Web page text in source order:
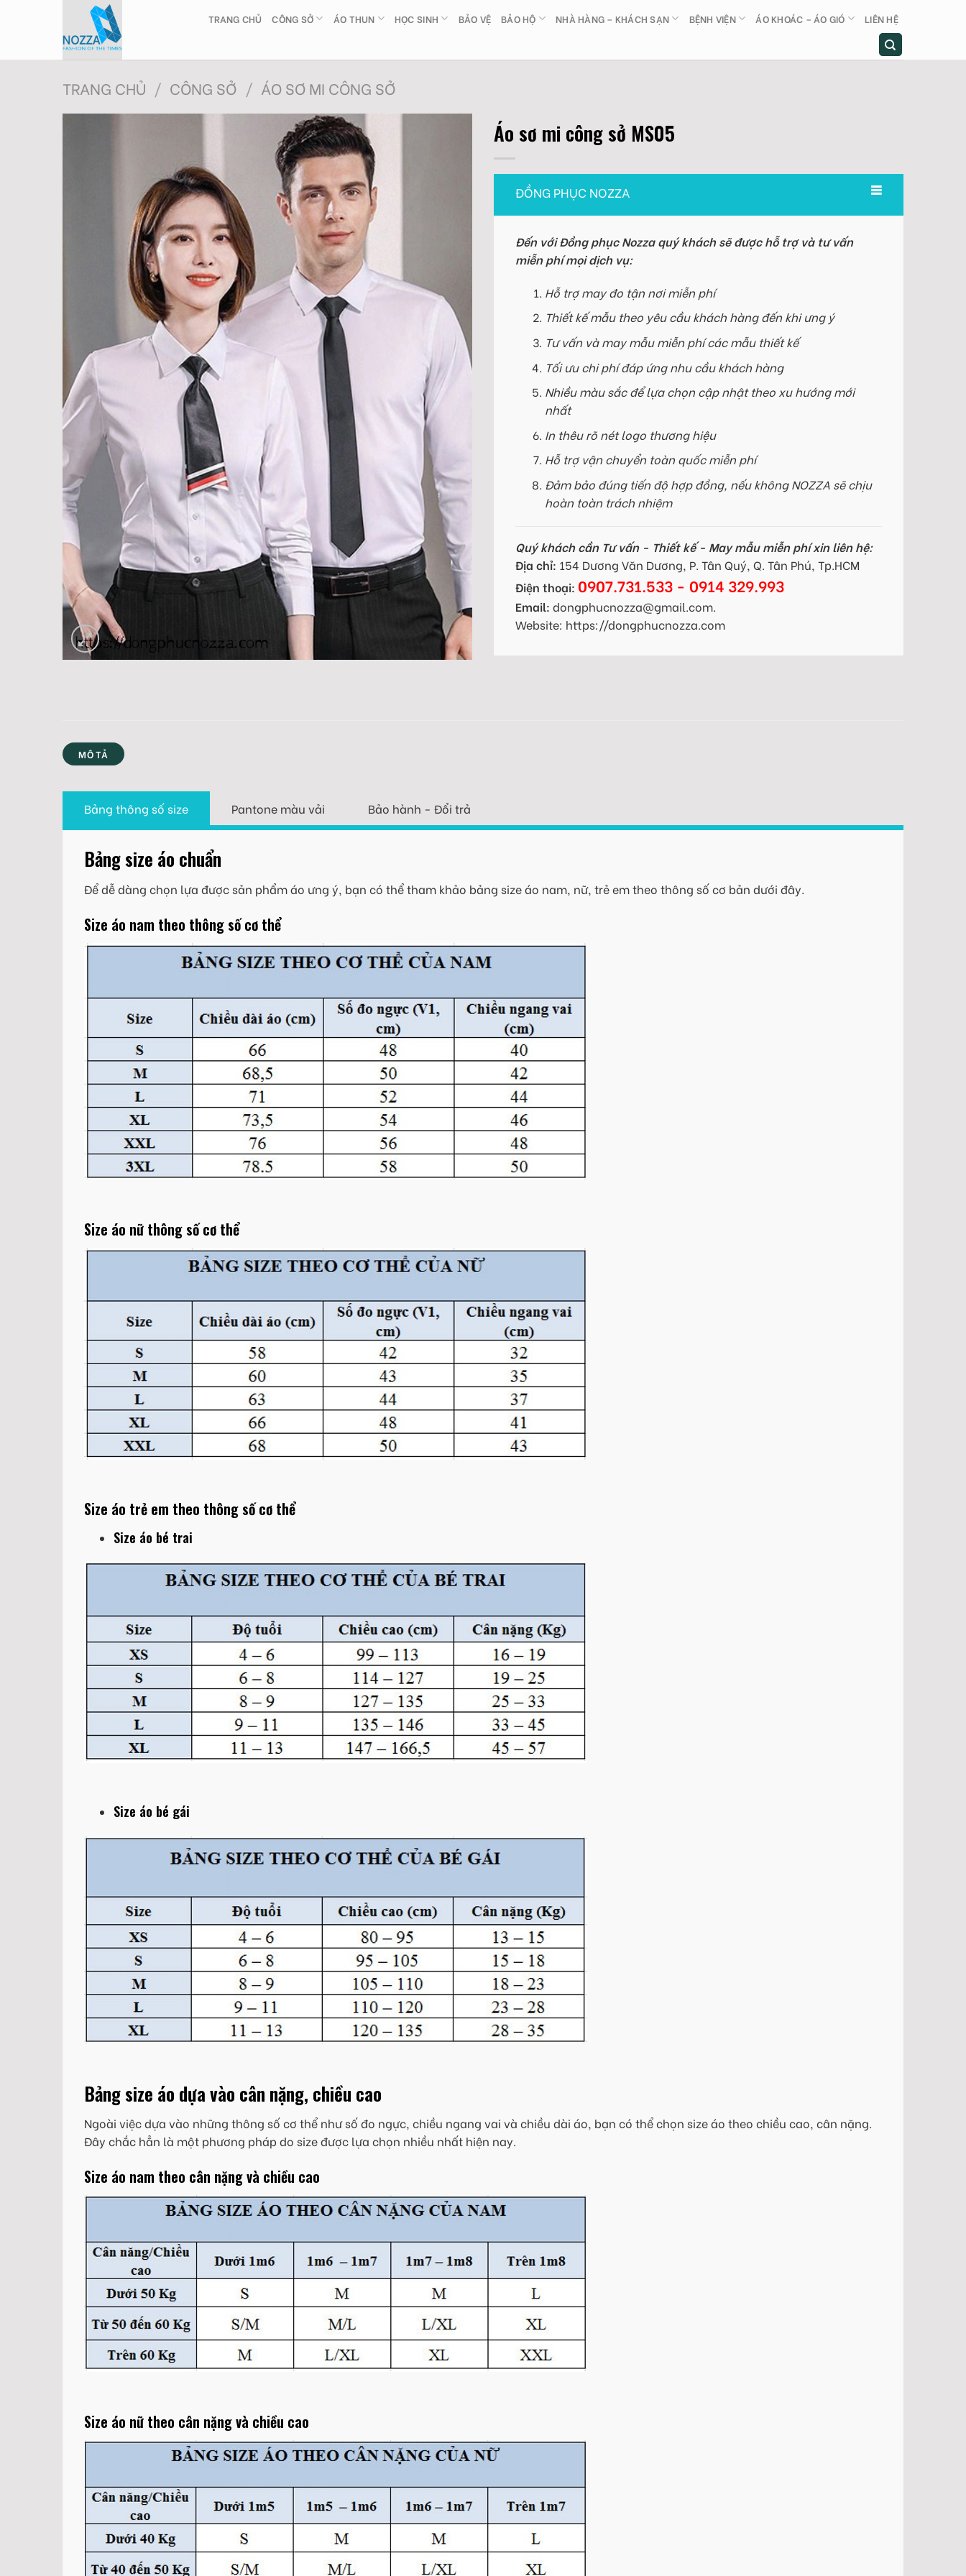
TRANG CHỦ CÔNG SỞ ÁO THUN HỌC SINH BẢO VỆ BẢO HỘ NHÀ HÀNG – KHÁCH SẠN BỆNH VIỆN ÁO KHOÁC – ÁO GIÓ LIÊN HỆ
TRANG CHỦ / CÔNG SỞ / ÁO SƠ MI CÔNG SỞ
Áo sơ mi công sở MS05
ĐỒNG PHỤC NOZZA
Đến với Đồng phục Nozza quý khách sẽ được hỗ trợ và tư vấn
miễn phí mọi dịch vụ:
Hỗ trợ may đo tận nơi miễn phí
Thiết kế mẫu theo yêu cầu khách hàng đến khi ưng ý
Tư vấn và may mẫu miễn phí các mẫu thiết kế
Tối ưu chi phí đáp ứng nhu cầu khách hàng
Nhiều màu sắc để lựa chọn cập nhật theo xu hướng mới
nhất
In thêu rõ nét logo thương hiệu
Hỗ trợ vận chuyển toàn quốc miễn phí
Đảm bảo đúng tiến độ hợp đồng, nếu không NOZZA sẽ chịu
hoàn toàn trách nhiệm
Quý khách cần Tư vấn - Thiết kế - May mẫu miễn phí xin liên hệ:
Địa chỉ: 154 Dương Văn Dương, P. Tân Quý, Q. Tân Phú, Tp.HCM
Điện thoại: 0907.731.533 - 0914 329.993
Email: dongphucnozza@gmail.com.
Website: https://dongphucnozza.com
MÔ TẢ
Bảng thông số size Pantone màu vải Bảo hành - Đổi trả
Bảng size áo chuẩn
Để dễ dàng chọn lựa được sản phẩm áo ưng ý, bạn có thể tham khảo bảng size áo nam, nữ, trẻ em theo thông số cơ bản dưới đây.
Size áo nam theo thông số cơ thể
Size áo nữ thông số cơ thể
Size áo trẻ em theo thông số cơ thể
Size áo bé trai
Size áo bé gái
Bảng size áo dựa vào cân nặng, chiều cao
Ngoài việc dựa vào những thông số cơ thể như số đo ngực, chiều ngang vai và chiều dài áo, bạn có thể chọn size áo theo chiều cao, cân nặng.
Đây chắc hẳn là một phương pháp do size được lựa chọn nhiều nhất hiện nay.
Size áo nam theo cân nặng và chiều cao
Size áo nữ theo cân nặng và chiều cao